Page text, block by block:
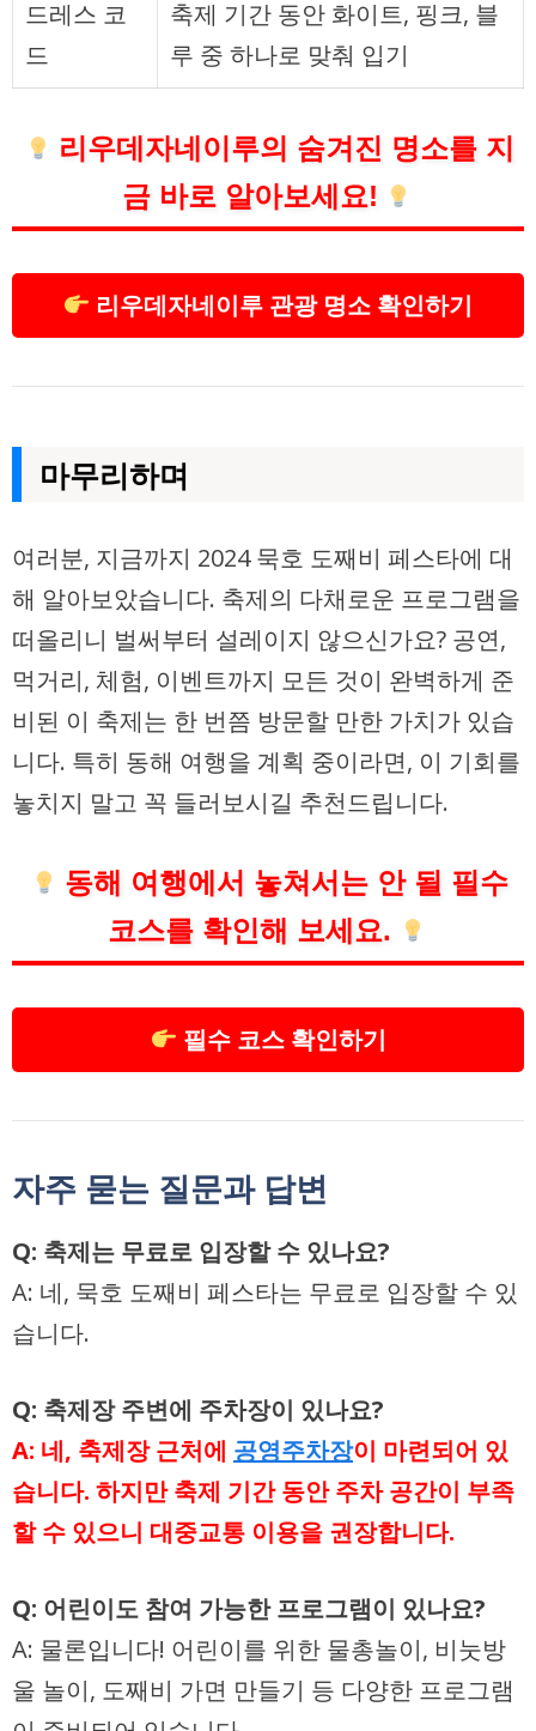
드레스 코
드
축제 기간 동안 화이트, 핑크, 블
루 중 하나로 맞춰 입기
리우데자네이루의 숨겨진 명소를 지
금 바로 알아보세요!
리우데자네이루 관광 명소 확인하기
마무리하며
여러분, 지금까지 2024 묵호 도째비 페스타에 대
해 알아보았습니다. 축제의 다채로운 프로그램을
떠올리니 벌써부터 설레이지 않으신가요? 공연,
먹거리, 체험, 이벤트까지 모든 것이 완벽하게 준
비된 이 축제는 한 번쯤 방문할 만한 가치가 있습
니다. 특히 동해 여행을 계획 중이라면, 이 기회를
놓치지 말고 꼭 들러보시길 추천드립니다.
동해 여행에서 놓쳐서는 안 될 필수
코스를 확인해 보세요.
필수 코스 확인하기
자주 묻는 질문과 답변
Q: 축제는 무료로 입장할 수 있나요?
A: 네, 묵호 도째비 페스타는 무료로 입장할 수 있
습니다.
Q: 축제장 주변에 주차장이 있나요?
A: 네, 축제장 근처에 공영주차장이 마련되어 있
습니다. 하지만 축제 기간 동안 주차 공간이 부족
할 수 있으니 대중교통 이용을 권장합니다.
Q: 어린이도 참여 가능한 프로그램이 있나요?
A: 물론입니다! 어린이를 위한 물총놀이, 비눗방
울 놀이, 도째비 가면 만들기 등 다양한 프로그램